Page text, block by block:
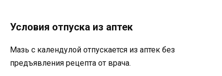
Условия отпуска из аптек
Мазь с календулой отпускается из аптек без
предъявления рецепта от врача.